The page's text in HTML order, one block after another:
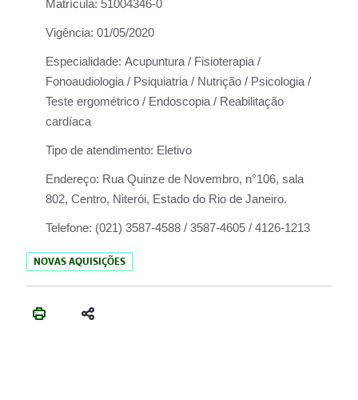
Matrícula: 51004346-0
Vigência: 01/05/2020
Especialidade: Acupuntura / Fisioterapia /
Fonoaudiologia / Psiquiatria / Nutrição / Psicologia /
Teste ergométrico / Endoscopia / Reabilitação
cardíaca
Tipo de atendimento: Eletivo
Endereço: Rua Quinze de Novembro, n°106, sala
802, Centro, Niterói, Estado do Rio de Janeiro.
Telefone: (021) 3587-4588 / 3587-4605 / 4126-1213
NOVAS AQUISIÇÕES